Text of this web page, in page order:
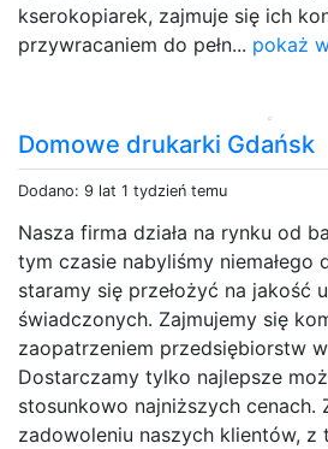
kserokopiarek, zajmuje się ich
przywracaniem do pełn... pokaż
Domowe drukarki Gdańsk
Dodano: 9 lat 1 tydzień temu
Nasza firma działa na rynku od
tym czasie nabyliśmy niemałego
staramy się przełożyć na jakość
świadczonych. Zajmujemy się
zaopatrzeniem przedsiębiorstw
Dostarczamy tylko najlepsze
stosunkowo najniższych cenach.
zadowoleniu naszych klientów, z